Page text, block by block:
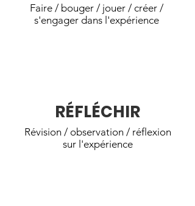
Faire / bouger / jouer / créer /
s'engager dans l'expérience
RÉFLÉCHIR
Révision / observation / réflexion
sur l'expérience